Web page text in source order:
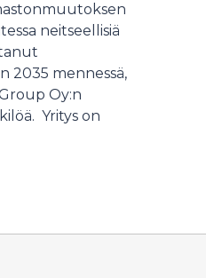
neitseellisiä
2035 mennessä,
Oy:n
Yritys on